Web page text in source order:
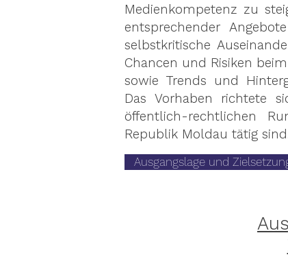
Medienkompetenz zu
entsprechender
selbstkritische
Chancen und Risiken
sowie Trends und
Das Vorhaben richtete
öffentlich-rechtlichen
Republik Moldau tätig
Ausgangslage und